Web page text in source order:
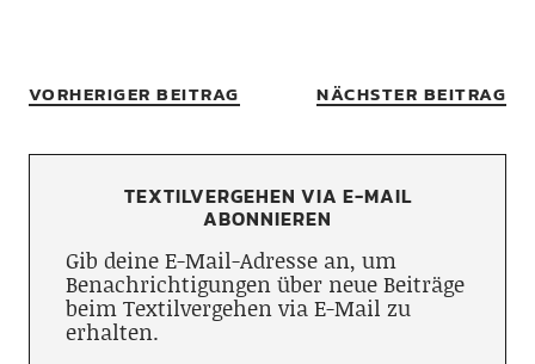
VORHERIGER BEITRAG NÄCHSTER BEITRAG
TEXTILVERGEHEN VIA E-MAIL
ABONNIEREN
Gib deine E-Mail-Adresse an, um
Benachrichtigungen über neue Beiträge
beim Textilvergehen via E-Mail zu
erhalten.